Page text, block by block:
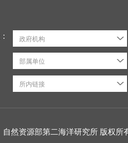
政府机构
部属单位
所内链接
自然资源部第二海洋研究所 版权